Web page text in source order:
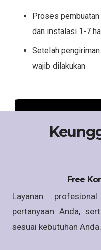
Proses
dan instalasi 1-7
Setelah
wajib dilakukan
Free
Layanan
pertanyaan Anda,
sesuai kebutuhan Anda.